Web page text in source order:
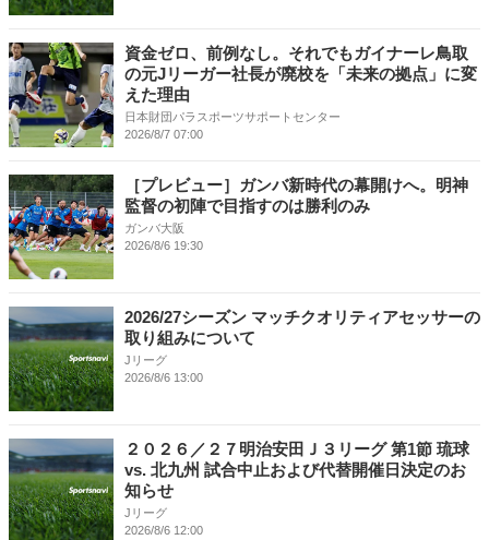
資金ゼロ、前例なし。それでもガイナーレ鳥取
の元Jリーガー社長が廃校を「未来の拠点」に変
えた理由
日本財団パラスポーツサポートセンター
2026/8/7 07:00
［プレビュー］ガンバ新時代の幕開けへ。明神
監督の初陣で目指すのは勝利のみ
ガンバ大阪
2026/8/6 19:30
2026/27シーズン マッチクオリティアセッサーの
取り組みについて
Jリーグ
2026/8/6 13:00
２０２６／２７明治安田Ｊ３リーグ 第1節 琉球
vs. 北九州 試合中止および代替開催日決定のお
知らせ
Jリーグ
2026/8/6 12:00